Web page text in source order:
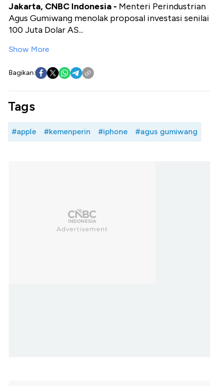
Jakarta, CNBC Indonesia - Menteri Perindustrian
Agus Gumiwang menolak proposal investasi senilai
100 Juta Dolar AS...
Show More
Bagikan:
Tags
#apple #kemenperin #iphone #agus gumiwang